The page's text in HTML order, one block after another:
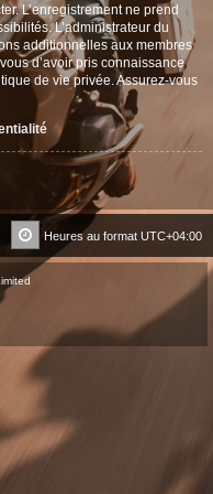
L’enregistrement ne prend
L’administrateur du
additionnelles aux membres
d’avoir pris connaissance
de vie privée. Assurez-vous
Heures au format UTC+04:00